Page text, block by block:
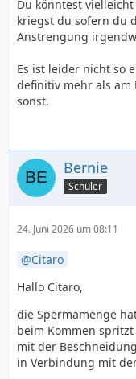
Du könntest
kriegst du sofern du
Anstrengung
Es ist leider nicht so
definitiv mehr als am
sonst.
Bernie
Schüler
24. Juni 2026 um 08:11
Citaro
Hallo Citaro,
die Spermamenge
beim Kommen
mit der
in Verbindung mit